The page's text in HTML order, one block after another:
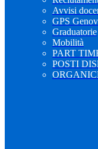
Avvisi
GPS
Graduatorie
Mobilità
PART
POSTI